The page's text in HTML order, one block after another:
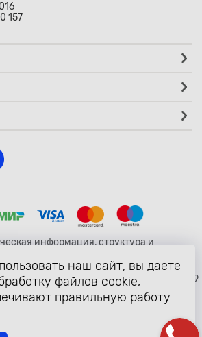
157
информация, структура и
защищены российскими и
и соглашениями об охране
собственности (статьи 1259
право» Гражданского Кодекса
от 18 декабря 2006 года N 230-ФЗ).
сайта разрешено только с
сайта avtozaryad.ru
наш сайт, вы даете
файлов cookie,
правильную работу